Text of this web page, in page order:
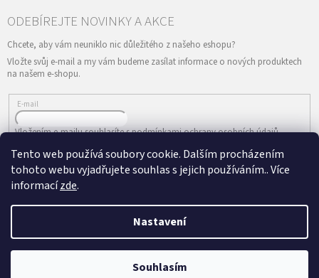
Tento web používá soubory cookie. Dalším procházením
tohoto webu vyjadřujete souhlas s jejich používáním.. Více
informacízde.
Nastavení
Souhlasím
Vložte svůj e-mail a my vám budeme zasílat informace o nových produktech
na našem e-shopu.
E-mail
Vložením e-mailu souhlasíte spodmínkami ochrany osobních údajů
PŘIHLÁSIT SE
vyhrazena.